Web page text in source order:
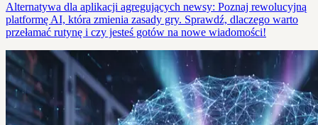
Alternatywa dla aplikacji agregujących newsy: Poznaj rewolucyjną
platformę AI, która zmienia zasady gry. Sprawdź, dlaczego warto
przełamać rutynę i czy jesteś gotów na nowe wiadomości!